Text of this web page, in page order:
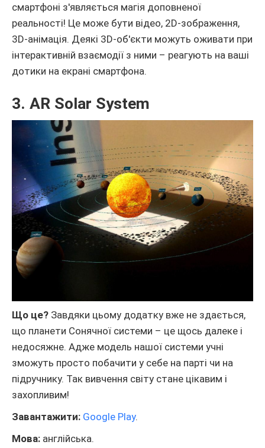
смартфоні з'являється магія доповненої
реальності! Це може бути відео, 2D-зображення,
3D-анімація. Деякі 3D-об'єкти можуть оживати при
інтерактивній взаємодії з ними – реагують на ваші
дотики на екрані смартфона.
3. AR Solar System
Що це? Завдяки цьому додатку вже не здається,
що планети Сонячної системи – це щось далеке і
недосяжне. Адже модель нашої системи учні
зможуть просто побачити у себе на парті чи на
підручнику. Так вивчення світу стане цікавим і
захопливим!
Завантажити: Google Play.
Мова: англійська.